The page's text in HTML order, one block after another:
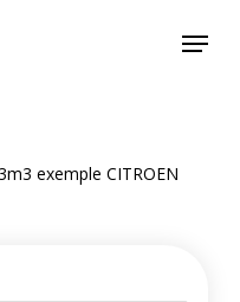
Menu
exemple CITROEN